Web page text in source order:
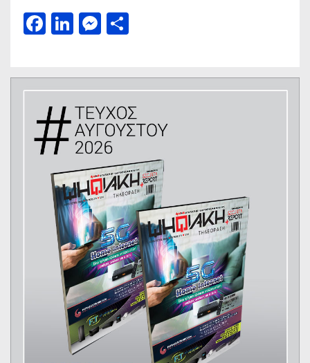
Facebook
LinkedIn
Messenger